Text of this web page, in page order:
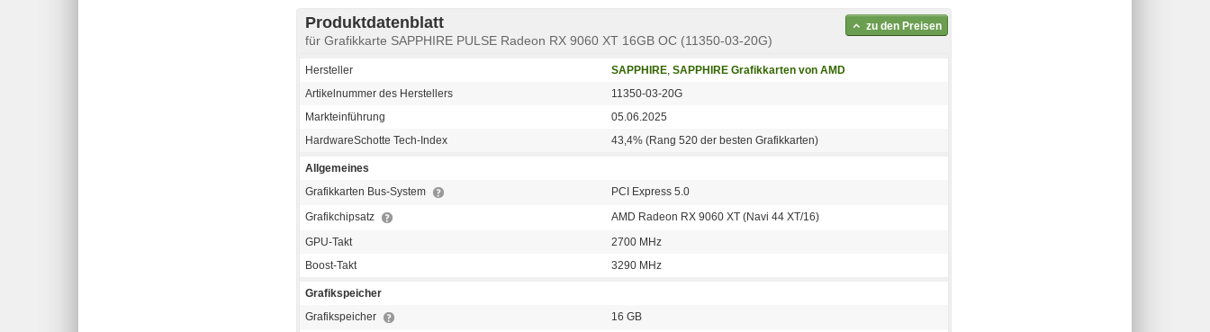
Produktdatenblatt
für Grafikkarte SAPPHIRE PULSE Radeon RX 9060 XT 16GB OC (11350-03-20G)
zu den Preisen
Hersteller SAPPHIRE, SAPPHIRE Grafikkarten von AMD
Artikelnummer des Herstellers
11350-03-20G
Markteinführung
05.06.2025
HardwareSchotte Tech-Index
43,4% (Rang 520 der besten Grafikkarten)
Allgemeines
Grafikkarten Bus-System
PCI Express 5.0
Grafikchipsatz
AMD Radeon RX 9060 XT (Navi 44 XT/16)
GPU-Takt
2700 MHz
Boost-Takt
3290 MHz
Grafikspeicher
Grafikspeicher
16 GB